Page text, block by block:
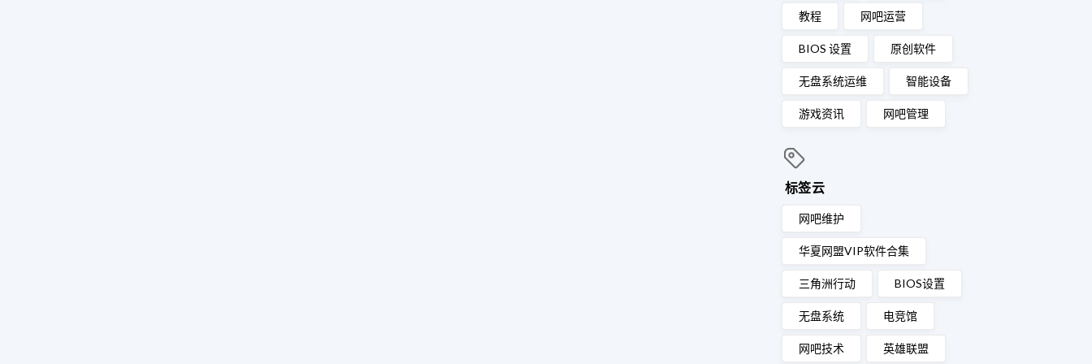
教程 网吧运营
BIOS 设置 原创软件
无盘系统运维 智能设备
游戏资讯 网吧管理
标签云
网吧维护
华夏网盟VIP软件合集
三角洲行动 BIOS设置
无盘系统 电竞馆
网吧技术 英雄联盟